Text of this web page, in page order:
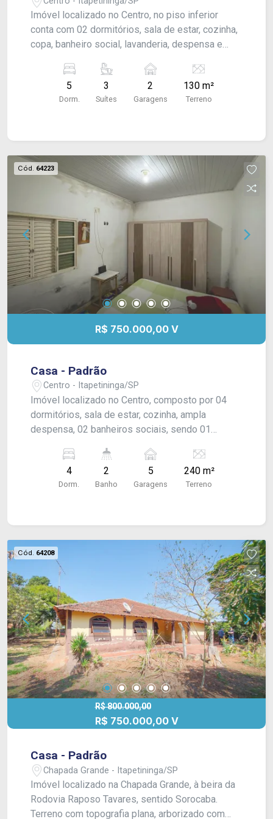
Imóvel localizado no Centro, no piso inferior
conta com 02 dormitórios, sala de estar, cozinha,
copa, banheiro social, lavanderia, despensa e
com 03 dormitórios, sendo 03 suítes.
5
Dorm.
3
Suítes
2
Garagens
130 m²
Terreno
Cód. 64223
R$ 750.000,00 V
Casa - Padrão
Centro - Itapetininga/SP
Imóvel localizado no Centro, composto por 04
dormitórios, sala de estar, cozinha, ampla
despensa, 02 banheiros sociais, sendo 01
serviço nos fundos. O quintal dispõe de
capacidade para até 08 veículos, contando com
cobertura para 01 carro.
4
Dorm.
2
Banho
5
Garagens
240 m²
Terreno
Cód. 64208
R$ 800.000,00
R$ 750.000,00 V
Casa - Padrão
Chapada Grande - Itapetininga/SP
Imóvel localizado na Chapada Grande, à beira da
Rodovia Raposo Tavares, sentido Sorocaba.
Terreno com topografia plana, arborizado com